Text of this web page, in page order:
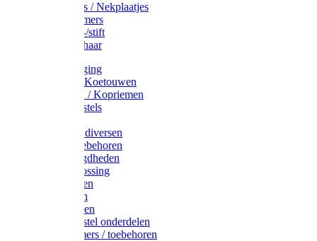
Halsplaatjes / Nekplaatjes
Kokernummers
Merkspray-/stift
Veemerkschaar
Uierverzorging
Halsters & Koetouwen
Halsriemen / Kopriemen
Koerugborstels
Koe / Stier diversen
Melkers toebehoren
Stalbenodigdheden
Kalververlossing
Stierenringen
Onthoornen
Kalverflessen
Koerugborstel onderdelen
Kalveremmers / toebehoren